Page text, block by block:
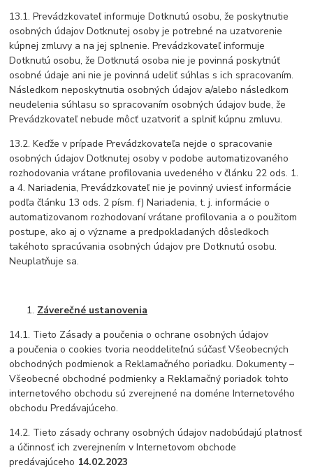
13.1. Prevádzkovateľ informuje Dotknutú osobu, že poskytnutie
osobných údajov Dotknutej osoby je potrebné na uzatvorenie
kúpnej zmluvy a na jej splnenie. Prevádzkovateľ informuje
Dotknutú osobu, že Dotknutá osoba nie je povinná poskytnúť
osobné údaje ani nie je povinná udeliť súhlas s ich spracovaním.
Následkom neposkytnutia osobných údajov a/alebo následkom
neudelenia súhlasu so spracovaním osobných údajov bude, že
Prevádzkovateľ nebude môcť uzatvoriť a splniť kúpnu zmluvu.
13.2. Keďže v prípade Prevádzkovateľa nejde o spracovanie
osobných údajov Dotknutej osoby v podobe automatizovaného
rozhodovania vrátane profilovania uvedeného v článku 22 ods. 1.
a 4. Nariadenia, Prevádzkovateľ nie je povinný uviesť informácie
podľa článku 13 ods. 2 písm. f) Nariadenia, t. j. informácie o
automatizovanom rozhodovaní vrátane profilovania a o použitom
postupe, ako aj o význame a predpokladaných dôsledkoch
takéhoto spracúvania osobných údajov pre Dotknutú osobu.
Neuplatňuje sa.
Záverečné ustanovenia
14.1. Tieto Zásady a poučenia o ochrane osobných údajov
a poučenia o cookies tvoria neoddeliteľnú súčasť Všeobecných
obchodných podmienok a Reklamačného poriadku. Dokumenty –
Všeobecné obchodné podmienky a Reklamačný poriadok tohto
internetového obchodu sú zverejnené na doméne Internetového
obchodu Predávajúceho.
14.2. Tieto zásady ochrany osobných údajov nadobúdajú platnosť
a účinnosť ich zverejnením v Internetovom obchode
predávajúceho 14.02.2023